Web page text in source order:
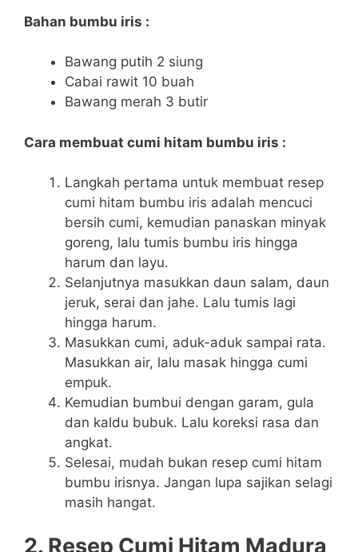
Bahan bumbu iris :
Bawang putih 2 siung
Cabai rawit 10 buah
Bawang merah 3 butir
Cara membuat cumi hitam bumbu iris :
Langkah pertama untuk membuat resep
cumi hitam bumbu iris adalah mencuci
bersih cumi, kemudian panaskan minyak
goreng, lalu tumis bumbu iris hingga
harum dan layu.
Selanjutnya masukkan daun salam, daun
jeruk, serai dan jahe. Lalu tumis lagi
hingga harum.
Masukkan cumi, aduk-aduk sampai rata.
Masukkan air, lalu masak hingga cumi
empuk.
Kemudian bumbui dengan garam, gula
dan kaldu bubuk. Lalu koreksi rasa dan
angkat.
Selesai, mudah bukan resep cumi hitam
bumbu irisnya. Jangan lupa sajikan selagi
masih hangat.
2. Resep Cumi Hitam Madura